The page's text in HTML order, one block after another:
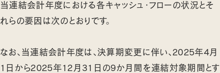
当連結会計年度における各キャッシュ・フローの状況とそ
れらの要因は次のとおりです。
なお、当連結会計年度は、決算期変更に伴い、2025年4月
1日から2025年12月31日の9か月間を連結対象期間とす